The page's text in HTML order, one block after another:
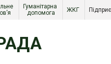
Гуманітарна
допомога
ЖКГ